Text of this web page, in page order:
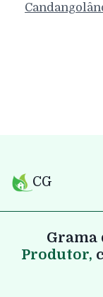
CG
Grama
Produtor,